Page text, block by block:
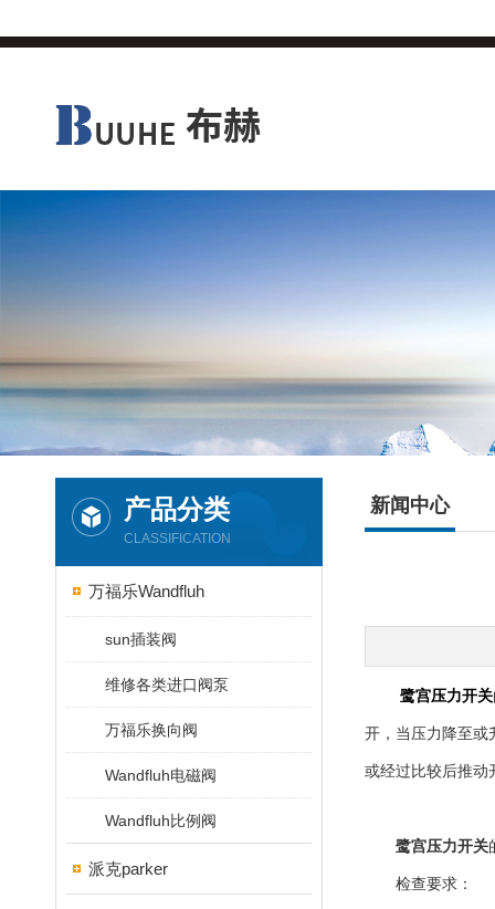
产品分类
CLASSIFICATION
万福乐Wandfluh
sun插装阀
维修各类进口阀泵
万福乐换向阀
Wandfluh电磁阀
Wandfluh比例阀
派克parker
新闻中心
鹭宫压力开关
开，当压力降至或
或经过比较后推动
鹭宫压力开关
检查要求：